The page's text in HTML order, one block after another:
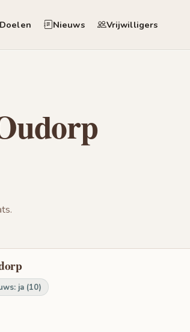
Nieuws Vrijwilligers
ja (10)